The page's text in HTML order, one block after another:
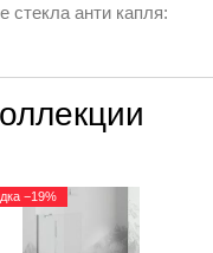
стекла анти капля:
−19%